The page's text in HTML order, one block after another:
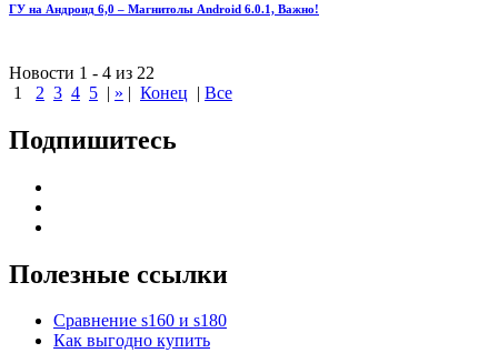
ГУ на Андроид 6,0 – Магнитолы Android 6.0.1, Важно!
Новости 1 - 4 из 22
1
2 3 4 5 | » | Конец | Все
Подпишитесь
Полезные ссылки
Сравнение s160 и s180
Как выгодно купить